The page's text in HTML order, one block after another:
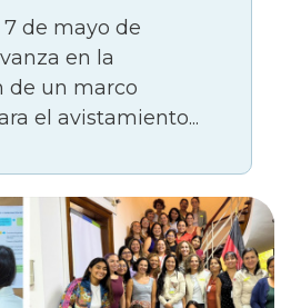
7 de mayo de
en la
de un marco
el avistamiento...